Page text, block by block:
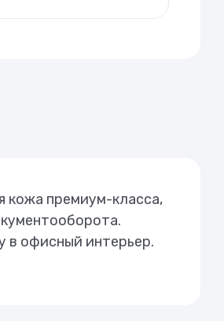
кожа премиум-класса,
в офисный интерьер.